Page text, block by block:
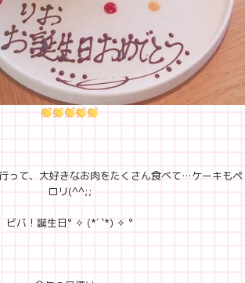
って、大好きなお肉をたくさん食べて…ケーキもペ
ロリ(^^;;
ビバ！誕生日° ✧ (*´ `*) ✧ °